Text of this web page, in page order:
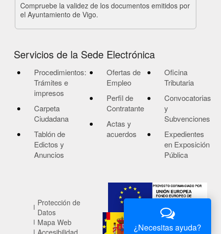
Compruebe la validez de los documentos emitidos por
el Ayuntamiento de Vigo.
Servicios de la Sede Electrónica
Procedimientos:
Trámites e
impresos
Carpeta
Ciudadana
Tablón de
Edictos y
Anuncios
Ofertas de
Empleo
Perfil de
Contratante
Actas y
acuerdos
Oficina
Tributaria
Convocatorias
y
Subvenciones
Expedientes
en Exposición
Pública
Protección de
Datos
Mapa Web
Accesibilidad
¿Necesitas ayuda?